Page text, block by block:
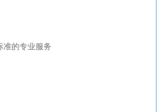
准的专业服务